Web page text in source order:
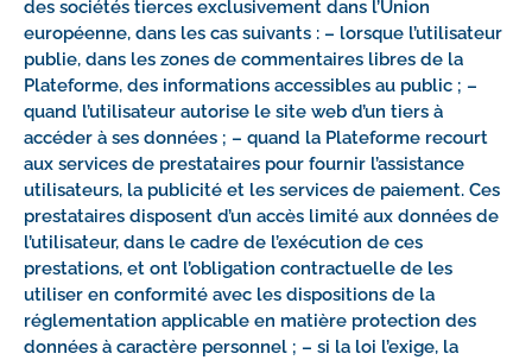
des sociétés tierces exclusivement dans l’Union
européenne, dans les cas suivants : – lorsque l’utilisateur
publie, dans les zones de commentaires libres de la
Plateforme, des informations accessibles au public ; –
quand l’utilisateur autorise le site web d’un tiers à
accéder à ses données ; – quand la Plateforme recourt
aux services de prestataires pour fournir l’assistance
utilisateurs, la publicité et les services de paiement. Ces
prestataires disposent d’un accès limité aux données de
l’utilisateur, dans le cadre de l’exécution de ces
prestations, et ont l’obligation contractuelle de les
utiliser en conformité avec les dispositions de la
réglementation applicable en matière protection des
données à caractère personnel ; – si la loi l’exige, la